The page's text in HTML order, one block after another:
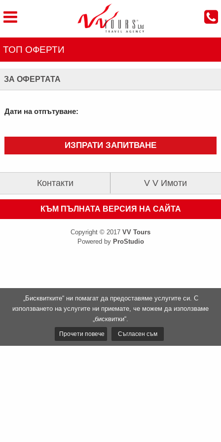
ТОП ОФЕРТИ
ЗА ОФЕРТАТА
Дати на отпътуване:
ИЗПРАТИ ЗАПИТВАНЕ
Контакти V V Имоти
КЪМ ПЪЛНАТА ВЕРСИЯ НА САЙТА
Copyright © 2017 VV Tours
Powered by ProStudio
„Бисквитките“ ни помагат да предоставяме услугите си. С
използването на услугите ни приемате, че можем да използваме
„бисквитки“.
Прочети повече Съгласен съм